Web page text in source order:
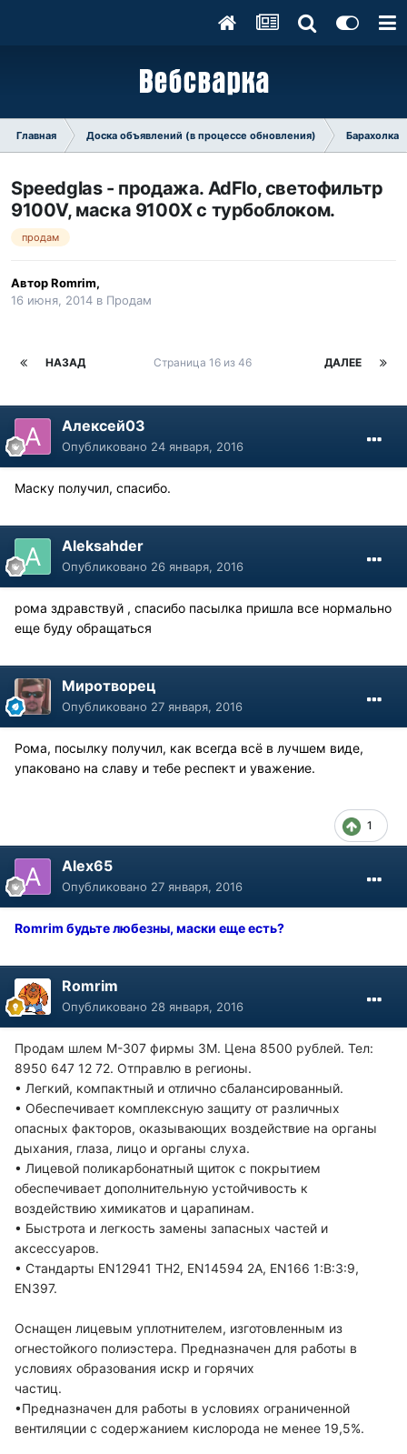
Главная Доска объявлений (в процессе обновления) Барахолка
Speedglas - продажа. AdFlo, светофильтр
9100V, маска 9100Х с турбоблоком.
продам
АвторRomrim,
16 июня, 2014 в Продам
НАЗАД ДАЛЕЕ
Страница 16 из 46
Алексей03
Опубликовано 24 января, 2016
Маску получил, спасибо.
Aleksahder
Опубликовано 26 января, 2016
рома здравствуй , спасибо пасылка пришла все нормально
еще буду обращаться
Миротворец
Опубликовано 27 января, 2016
Рома, посылку получил, как всегда всё в лучшем виде,
упаковано на славу и тебе респект и уважение.
1
Alex65
Опубликовано 27 января, 2016
Romrim будьте любезны, маски еще есть?
Romrim
Опубликовано 28 января, 2016
Продам шлем М-307 фирмы 3М. Цена 8500 рублей. Тел:
8950 647 12 72. Отправлю в регионы.
• Легкий, компактный и отлично сбалансированный.
• Обеспечивает комплексную защиту от различных
опасных факторов, оказывающих воздействие на органы
дыхания, глаза, лицо и органы слуха.
• Лицевой поликарбонатный щиток с покрытием
обеспечивает дополнительную устойчивость к
воздействию химикатов и царапинам.
• Быстрота и легкость замены запасных частей и
аксессуаров.
• Стандарты EN12941 TH2, EN14594 2A, EN166 1:B:3:9,
EN397.
Оснащен лицевым уплотнителем, изготовленным из
огнестойкого полиэстера. Предназначен для работы в
условиях образования искр и горячих
частиц.
•Предназначен для работы в условиях ограниченной
вентиляции с содержанием кислорода не менее 19,5%.